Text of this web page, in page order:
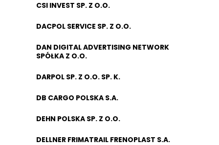
CSI INVEST SP. Z O.O.
DACPOL SERVICE SP. Z O.O.
DAN DIGITAL ADVERTISING NETWORK
SPÓŁKA Z O.O.
DARPOL SP. Z O.O. SP. K.
DB CARGO POLSKA S.A.
DEHN POLSKA SP. Z O.O.
DELLNER FRIMATRAIL FRENOPLAST S.A.